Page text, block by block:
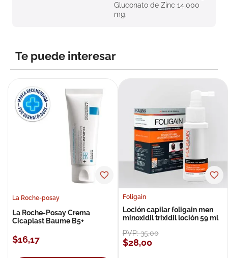
Gluconato de Zinc 14,000
mg.
Te puede interesar
La Roche-posay
La Roche-Posay Crema
Cicaplast Baume B5+
$16,17
Foligain
Loción capilar foligain men
minoxidil trixidil loción 59 ml
PVP:35,00
$28,00